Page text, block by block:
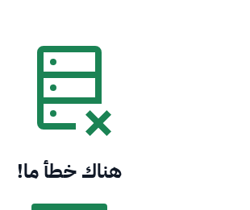
هناك خطأ ما!